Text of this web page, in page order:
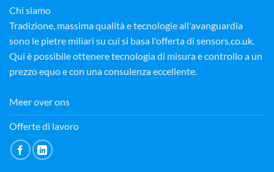
Chi siamo
Tradizione, massima qualità e tecnologie all'avanguardia
sono le pietre miliari su cui si basa l'offerta di sensors.co.uk.
Qui è possibile ottenere tecnologia di misura e controllo a un
prezzo equo e con una consulenza eccellente.
Meer over ons
Offerte di lavoro